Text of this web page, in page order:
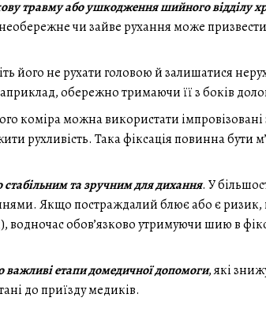
травму або ушкодження шийного відділу
чи зайве рухання може
його не рухати головою й залишатися
обережно тримаючи її з боків
коміра можна використати
рухливість. Така фіксація повинна бути
та зручним для дихання. У
Якщо постраждалий блює або є
водночас обов’язково утримуючи шию в
важливі етапи домедичної допомоги, які
до приїзду медиків.